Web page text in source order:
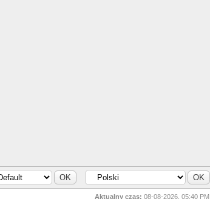
Aktualny czas: 08-08-2026, 05:40 PM